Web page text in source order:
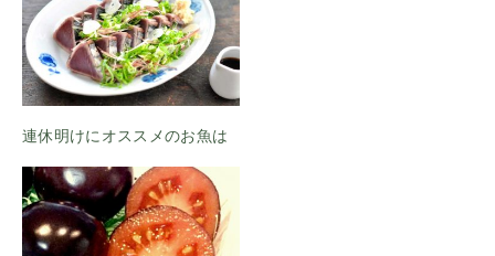
連休明けにオススメのお魚は